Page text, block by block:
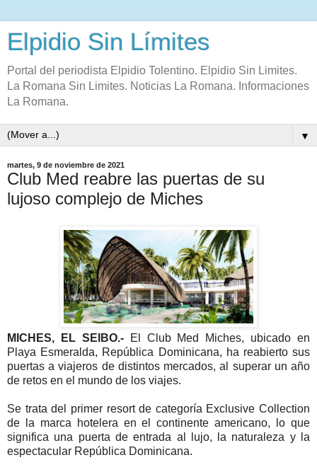
Elpidio Sin Límites
Portal del periodista Elpidio Tolentino. Elpidio Sin Limites.
La Romana Sin Limites. Noticias La Romana. Informaciones
La Romana.
▼
martes, 9 de noviembre de 2021
Club Med reabre las puertas de su
lujoso complejo de Miches
MICHES, EL SEIBO.-
El Club Med Miches, ubicado en
Playa Esmeralda, República Dominicana, ha reabierto sus
puertas a viajeros de distintos mercados, al superar un año
de retos en el mundo de los viajes.
Se trata del primer resort de categoría Exclusive Collection
de la marca hotelera en el continente americano, lo que
significa una puerta de entrada al lujo, la naturaleza y la
espectacular República Dominicana.